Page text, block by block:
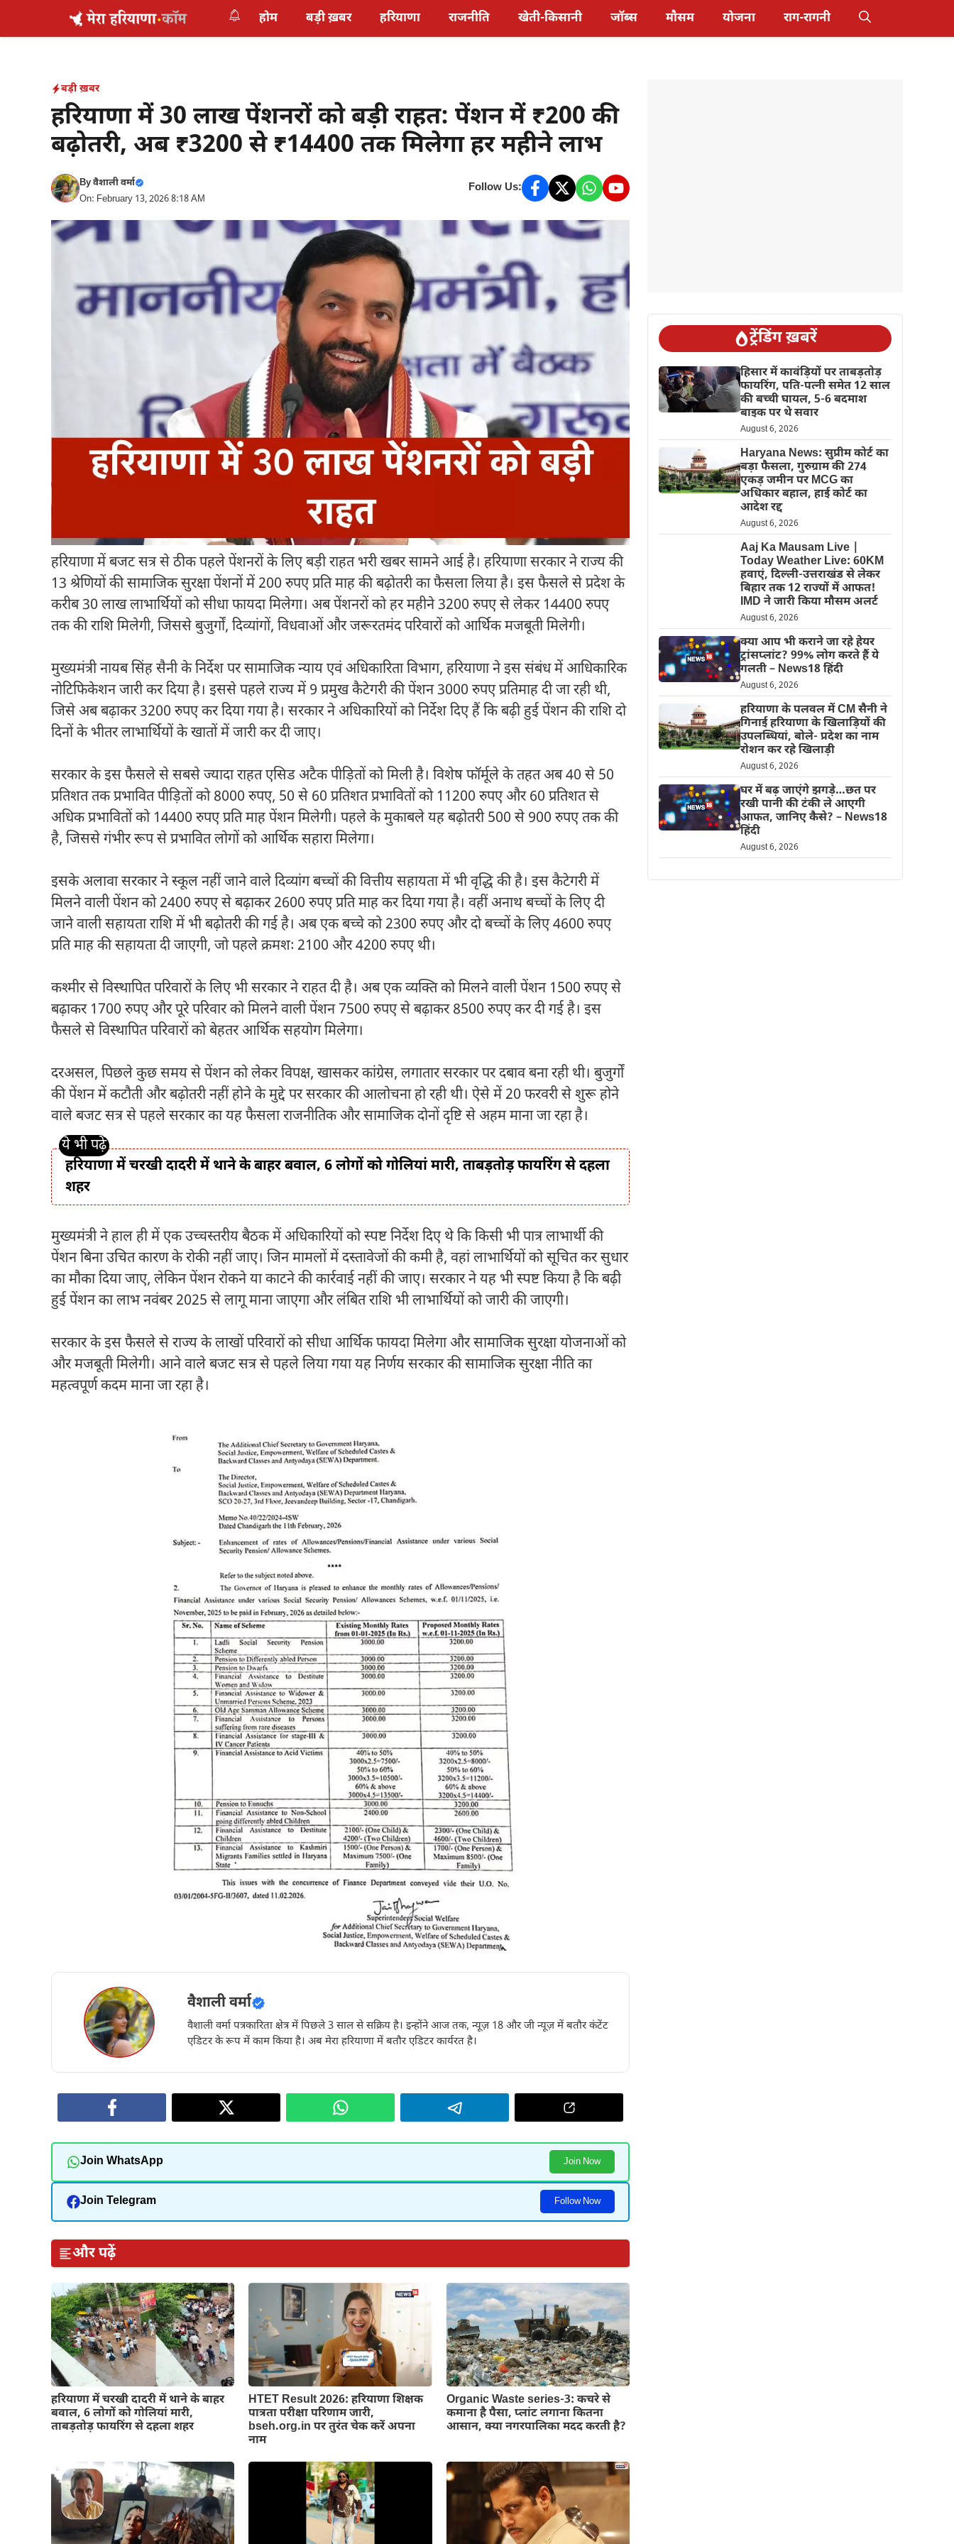
होम बड़ी ख़बर हरियाणा राजनीति खेती-किसानी जॉब्स मौसम योजना राग-रागनी
बड़ी ख़बर
हरियाणा में 30 लाख पेंशनरों को बड़ी राहत: पेंशन में ₹200 की
बढ़ोतरी, अब ₹3200 से ₹14400 तक मिलेगा हर महीने लाभ
Byवैशाली वर्मा
On: February 13, 2026 8:18 AM
Follow Us:
हरियाणा में बजट सत्र से ठीक पहले पेंशनरों के लिए बड़ी राहत भरी खबर सामने आई है। हरियाणा सरकारने राज्य की
13 श्रेणियों की सामाजिक सुरक्षा पेंशनों में 200 रुपए प्रति माह की बढ़ोतरी का फैसला लिया है। इस फैसले से प्रदेश के
करीब 30 लाख लाभार्थियों को सीधा फायदा मिलेगा। अब पेंशनरों को हर महीने 3200 रुपए से लेकर 14400 रुपए
तक की राशि मिलेगी, जिससे बुजुर्गों, दिव्यांगों, विधवाओं और जरूरतमंद परिवारों को आर्थिक मजबूती मिलेगी।
मुख्यमंत्रीनायब सिंह सैनीके निर्देश परसामाजिक न्याय एवं अधिकारिता विभाग, हरियाणाने इस संबंध में आधिकारिक
नोटिफिकेशन जारी कर दिया है। इससे पहले राज्य में 9 प्रमुख कैटेगरी की पेंशन 3000 रुपए प्रतिमाह दी जा रही थी,
जिसे अब बढ़ाकर 3200 रुपए कर दिया गया है। सरकार ने अधिकारियों को निर्देश दिए हैं कि बढ़ी हुई पेंशन की राशि दो
दिनों के भीतर लाभार्थियों के खातों में जारी कर दी जाए।
सरकार के इस फैसले से सबसे ज्यादा राहत एसिड अटैक पीड़ितों को मिली है। विशेष फॉर्मूले के तहत अब 40 से 50
प्रतिशत तक प्रभावित पीड़ितों को 8000 रुपए, 50 से 60 प्रतिशत प्रभावितों को 11200 रुपए और 60 प्रतिशत से
अधिक प्रभावितों को 14400 रुपए प्रति माह पेंशन मिलेगी। पहले के मुकाबले यह बढ़ोतरी 500 से 900 रुपए तक की
है, जिससे गंभीर रूप से प्रभावित लोगों को आर्थिक सहारा मिलेगा।
इसके अलावा सरकार ने स्कूल नहीं जाने वाले दिव्यांग बच्चों की वित्तीय सहायता में भी वृद्धि की है। इस कैटेगरी में
मिलने वाली पेंशन को 2400 रुपए से बढ़ाकर 2600 रुपए प्रति माह कर दिया गया है। वहीं अनाथ बच्चों के लिए दी
जाने वाली सहायता राशि में भी बढ़ोतरी की गई है। अब एक बच्चे को 2300 रुपए और दो बच्चों के लिए 4600 रुपए
प्रति माह की सहायता दी जाएगी, जो पहले क्रमशः 2100 और 4200 रुपए थी।
कश्मीर से विस्थापित परिवारों के लिए भी सरकार ने राहत दी है। अब एक व्यक्ति को मिलने वाली पेंशन 1500 रुपए से
बढ़ाकर 1700 रुपए और पूरे परिवार को मिलने वाली पेंशन 7500 रुपए से बढ़ाकर 8500 रुपए कर दी गई है। इस
फैसले से विस्थापित परिवारों को बेहतर आर्थिक सहयोग मिलेगा।
दरअसल, पिछले कुछ समय से पेंशन को लेकर विपक्ष, खासकरकांग्रेस, लगातार सरकार पर दबाव बना रही थी। बुजुर्गों
की पेंशन में कटौती और बढ़ोतरी नहीं होने के मुद्दे पर सरकार की आलोचना हो रही थी। ऐसे में 20 फरवरी से शुरू होने
वाले बजट सत्र से पहले सरकार का यह फैसला राजनीतिक और सामाजिक दोनों दृष्टि से अहम माना जा रहा है।
हरियाणा में चरखी दादरी में थाने के बाहर बवाल, 6 लोगों को गोलियां मारी, ताबड़तोड़ फायरिंग से दहला
शहर
मुख्यमंत्री ने हाल ही में एक उच्चस्तरीय बैठक में अधिकारियों को स्पष्ट निर्देश दिए थे कि किसी भी पात्र लाभार्थी की
पेंशन बिना उचित कारण के रोकी नहीं जाए। जिन मामलों में दस्तावेजों की कमी है, वहां लाभार्थियों को सूचित कर सुधार
का मौका दिया जाए, लेकिन पेंशन रोकने या काटने की कार्रवाई नहीं की जाए। सरकार ने यह भी स्पष्ट किया है कि बढ़ी
हुई पेंशन का लाभ नवंबर 2025 से लागू माना जाएगा और लंबित राशि भी लाभार्थियों को जारी की जाएगी।
सरकार के इस फैसले से राज्य के लाखों परिवारों को सीधा आर्थिक फायदा मिलेगा और सामाजिक सुरक्षा योजनाओं को
और मजबूती मिलेगी। आने वाले बजट सत्र से पहले लिया गया यह निर्णय सरकार की सामाजिक सुरक्षा नीति का
महत्वपूर्ण कदम माना जा रहा है।
वैशाली वर्मा
वैशाली वर्मा पत्रकारिता क्षेत्र में पिछले 3 साल से सक्रिय है। इन्होंने आज तक, न्यूज़ 18 और जी न्यूज़ में बतौर कंटेंट
एडिटर के रूप में काम किया है। अब मेरा हरियाणा में बतौर एडिटर कार्यरत है।
Join WhatsApp Join Now
Join Telegram Follow Now
और पढ़ें
हरियाणा में चरखी दादरी में थाने के बाहर
बवाल, 6 लोगों को गोलियां मारी,
ताबड़तोड़ फायरिंग से दहला शहर
HTET Result 2026: हरियाणा शिक्षक
पात्रता परीक्षा परिणाम जारी,
bseh.org.in पर तुरंत चेक करें अपना
नाम
Organic Waste series-3: कचरे से
कमाना है पैसा, प्लांट लगाना कितना
आसान, क्या नगरपालिका मदद करती है?
ट्रेंडिंग ख़बरें
हिसार में कावंड़ियों पर ताबड़तोड़
फायरिंग, पति-पत्नी समेत 12 साल
की बच्ची घायल, 5-6 बदमाश
बाइक पर थे सवार
August 6, 2026
Haryana News: सुप्रीम कोर्ट का
बड़ा फैसला, गुरुग्राम की 274
एकड़ जमीन पर MCG का
अधिकार बहाल, हाई कोर्ट का
आदेश रद्द
August 6, 2026
Aaj Ka Mausam Live |
Today Weather Live: 60KM
हवाएं, दिल्ली-उत्तराखंड से लेकर
बिहार तक 12 राज्यों में आफत!
IMD ने जारी किया मौसम अलर्ट
August 6, 2026
क्या आप भी कराने जा रहे हेयर
ट्रांसप्लांट? 99% लोग करते हैं ये
गलती – News18 हिंदी
August 6, 2026
हरियाणा के पलवल में CM सैनी ने
गिनाई हरियाणा के खिलाड़ियों की
उपलब्धियां, बोले- प्रदेश का नाम
रोशन कर रहे खिलाड़ी
August 6, 2026
घर में बढ़ जाएंगे झगड़े…छत पर
रखी पानी की टंकी ले आएगी
आफत, जानिए कैसे? – News18
हिंदी
August 6, 2026